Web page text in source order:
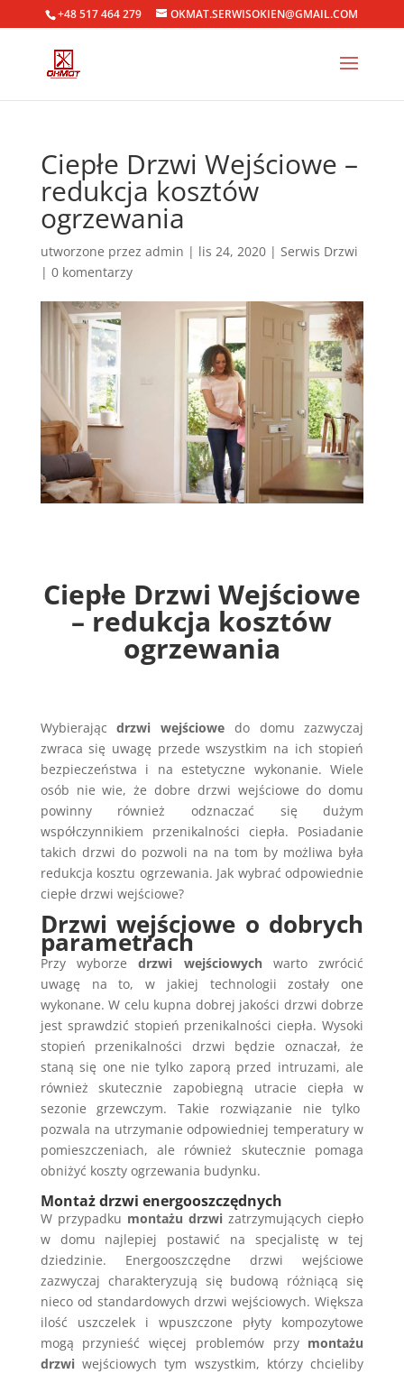
+48 517 464 279 OKMAT.SERWISOKIEN@GMAIL.COM
Ciepłe Drzwi Wejściowe –
redukcja kosztów
ogrzewania
utworzone przez admin | lis 24, 2020| Serwis Drzwi
| 0 komentarzy
Ciepłe Drzwi Wejściowe
– redukcja kosztów
ogrzewania
Wybierającdrzwi wejściowe do domu zazwyczaj
zwraca się uwagę przede wszystkim na ich stopień
bezpieczeństwa i na estetyczne wykonanie. Wiele
osób nie wie, że dobre drzwi wejściowe do domu
powinny również odznaczać się dużym
współczynnikiem przenikalności ciepła. Posiadanie
takich drzwi do pozwoli na na tom by możliwa była
redukcja kosztu ogrzewania. Jak wybrać odpowiednie
ciepłe drzwi wejściowe?
Drzwi wejściowe o dobrych
parametrach
Przy wyborzedrzwi wejściowychwarto zwrócić
uwagę na to, w jakiej technologii zostały one
wykonane. W celu kupna dobrej jakości drzwi dobrze
jest sprawdzić stopień przenikalności ciepła. Wysoki
stopień przenikalności drzwi będzie oznaczał, że
staną się one nie tylko zaporą przed intruzami, ale
również skutecznie zapobiegną utracie ciepła w
sezonie grzewczym. Takie rozwiązanie nie tylko
pozwala na utrzymanie odpowiedniej temperatury w
pomieszczeniach, ale również skutecznie pomaga
obniżyć koszty ogrzewania budynku.
Montaż drzwi energooszczędnych
W przypadku montażu drzwi zatrzymujących ciepło
w domu najlepiej postawić na specjalistę w tej
dziedzinie. Energooszczędne drzwi wejściowe
zazwyczaj charakteryzują się budową różniącą się
nieco od standardowych drzwi wejściowych. Większa
ilość uszczelek i wpuszczone płyty kompozytowe
mogą przynieść więcej problemów przy montażu
drzwiwejściowych tym wszystkim, którzy chcieliby